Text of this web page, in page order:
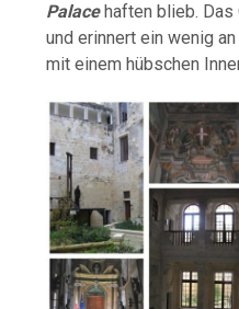
Palacehaften blieb. Das
und erinnert ein wenig
mit einem hübschen